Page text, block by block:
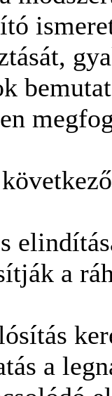
a
a